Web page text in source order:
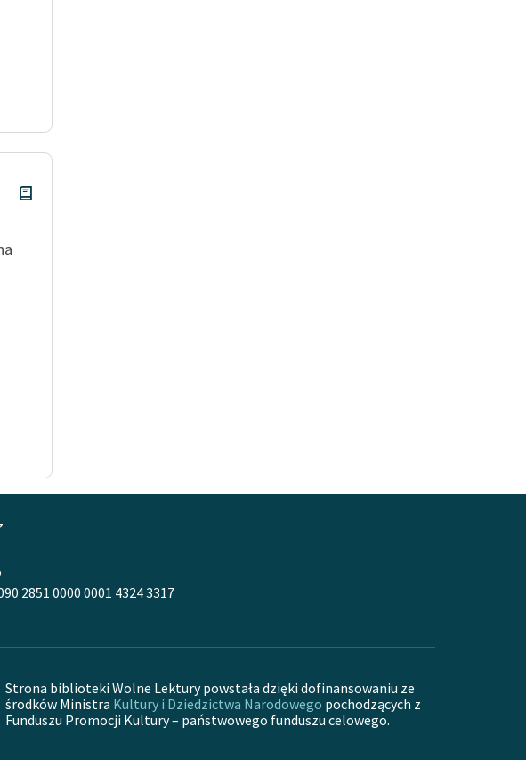
2851 0000 0001 4324 3317
Strona biblioteki Wolne Lektury powstała dzięki dofinansowaniu ze
środków Ministra Kultury i Dziedzictwa Narodowego pochodzących z
Funduszu Promocji Kultury – państwowego funduszu celowego.